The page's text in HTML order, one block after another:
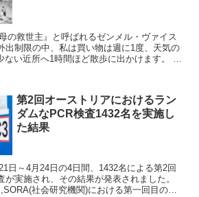
救世主』と呼ばれるゼンメル・ヴァイス
制限の中、私は買い物は週に1度、天気の
ない近所へ1時間ほど散歩に出かけます。 マ
第2回オーストリアにおけるラン
ダムなPCR検査1432名を実施し
た結果
～4月24日の4日間、1432名による第2回
が実施され、その結果が発表されました。
社会研究機関)における第一回目のラ